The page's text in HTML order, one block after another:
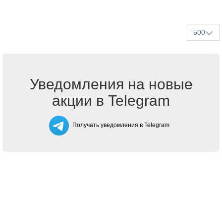
500
Уведомления на новые
акции в Telegram
Получать уведомления в Telegram